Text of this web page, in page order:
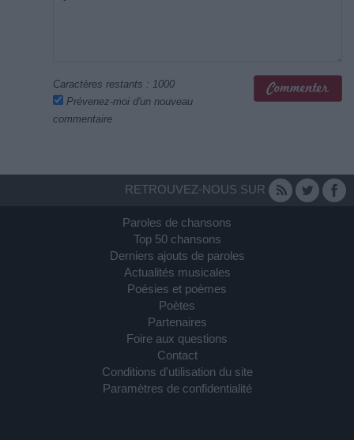
Caractères restants : 1000
Prévenez-moi d'un nouveau
commentaire
RETROUVEZ-NOUS SUR
Paroles de chansons
Top 50 chansons
Derniers ajouts de paroles
Actualités musicales
Poésies et poèmes
Poètes
Partenaires
Foire aux questions
Contact
Conditions d'utilisation du site
Paramètres de confidentialité